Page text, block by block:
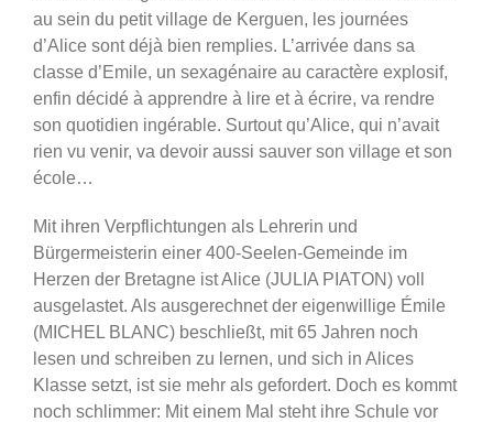
au sein du petit village de Kerguen, les journées
d’Alice sont déjà bien remplies. L’arrivée dans sa
classe d’Emile, un sexagénaire au caractère explosif,
enfin décidé à apprendre à lire et à écrire, va rendre
son quotidien ingérable. Surtout qu’Alice, qui n’avait
rien vu venir, va devoir aussi sauver son village et son
école…
Mit ihren Verpflichtungen als Lehrerin und
Bürgermeisterin einer 400-Seelen-Gemeinde im
Herzen der Bretagne ist Alice (JULIA PIATON) voll
ausgelastet. Als ausgerechnet der eigenwillige Émile
(MICHEL BLANC) beschließt, mit 65 Jahren noch
lesen und schreiben zu lernen, und sich in Alices
Klasse setzt, ist sie mehr als gefordert. Doch es kommt
noch schlimmer: Mit einem Mal steht ihre Schule vor